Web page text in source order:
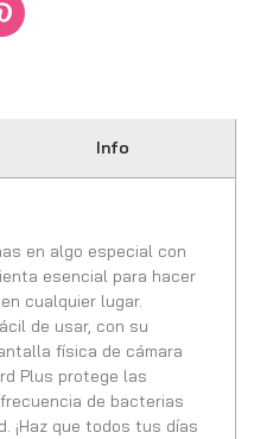
Info
en algo especial con
esencial para hacer
cualquier lugar.
de usar, con su
física de cámara
Plus protege las
de bacterias
¡Haz que todos tus días